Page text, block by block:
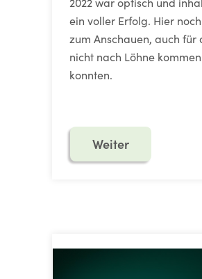
ein voller Erfolg. Hier
zum Anschauen, auch für
nicht nach Löhne kommen
konnten.
Weiter